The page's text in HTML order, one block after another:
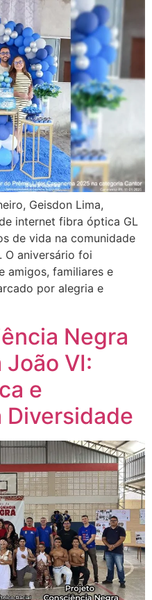
Geisdon Lima,
internet fibra óptica GL
de vida na comunidade
O aniversário foi
amigos, familiares e
por alegria e
Negra
João VI:
e
Diversidade